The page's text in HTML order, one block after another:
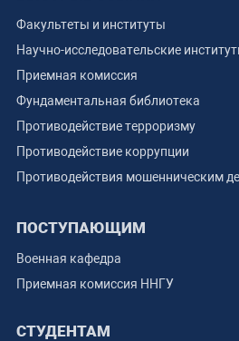
Факультеты и институты
Научно-исследовательские
Приемная комиссия
Фундаментальная библиотека
Противодействие терроризму
Противодействие коррупции
Противодействия мошенническим
ПОСТУПАЮЩИМ
Военная кафедра
Приемная комиссия ННГУ
СТУДЕНТАМ